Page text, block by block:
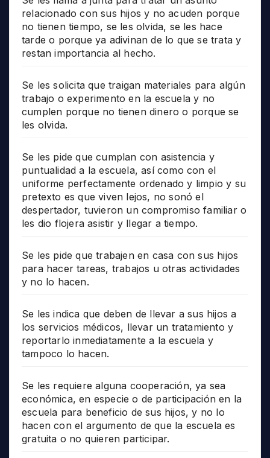
relacionado con sus hijos y no acuden porque
no tienen tiempo, se les olvida, se les hace
tarde o porque ya adivinan de lo que se trata y
restan importancia al hecho.
Se les solicita que traigan materiales para algún
trabajo o experimento en la escuela y no
cumplen porque no tienen dinero o porque se
les olvida.
Se les pide que cumplan con asistencia y
puntualidad a la escuela, así como con el
uniforme perfectamente ordenado y limpio y su
pretexto es que viven lejos, no sonó el
despertador, tuvieron un compromiso familiar o
les dio flojera asistir y llegar a tiempo.
Se les pide que trabajen en casa con sus hijos
para hacer tareas, trabajos u otras actividades
y no lo hacen.
Se les indica que deben de llevar a sus hijos a
los servicios médicos, llevar un tratamiento y
reportarlo inmediatamente a la escuela y
tampoco lo hacen.
Se les requiere alguna cooperación, ya sea
económica, en especie o de participación en la
escuela para beneficio de sus hijos, y no lo
hacen con el argumento de que la escuela es
gratuita o no quieren participar.